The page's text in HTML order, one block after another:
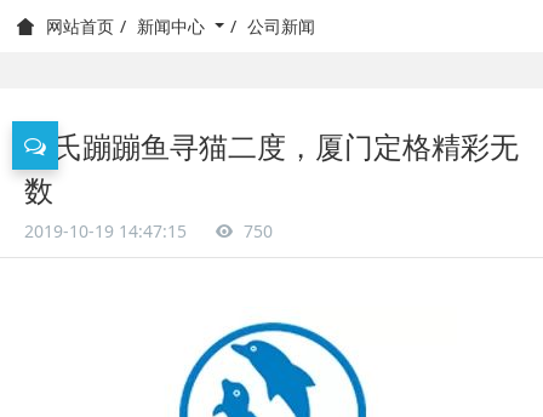
网站首页 新闻中心 公司新闻
何氏蹦蹦鱼寻猫二度，厦门定格精彩无
数
2019-10-19 14:47:15 750